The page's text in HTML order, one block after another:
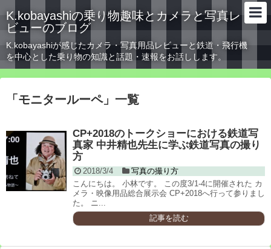
K.kobayashiの乗り物趣味とカメラと写真レ
ビューのブログ
K.kobayashiが感じたカメラ・写真用品レビューと鉄道・飛行機
を中心とした乗り物の知識と話題・速報をお話しします。
「 モニタールーペ」 一覧
CP+2018のトークショーにおける鉄道写
真家 中井精也先生に学ぶ鉄道写真の撮り
方
2018/3/4
写真の撮り方
こんにちは。 小林です。 この度3/1-4に開催された カ
メラ・映像用品総合展示会 CP+2018へ行って参りまし
た。 ニ...
記事を読む